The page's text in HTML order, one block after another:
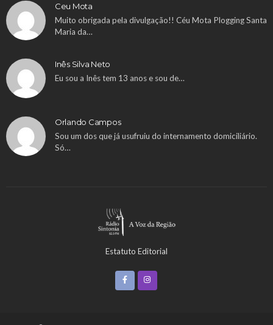
Ceu Mota
Muito obrigada pela divulgação!! Céu Mota Plogging Santa
Maria da…
Inês Silva Neto
Eu sou a Inês tem 13 anos e sou de…
Orlando Campos
Sou um dos que já usufruiu do internamento domiciliário.
Só…
Estatuto Editorial